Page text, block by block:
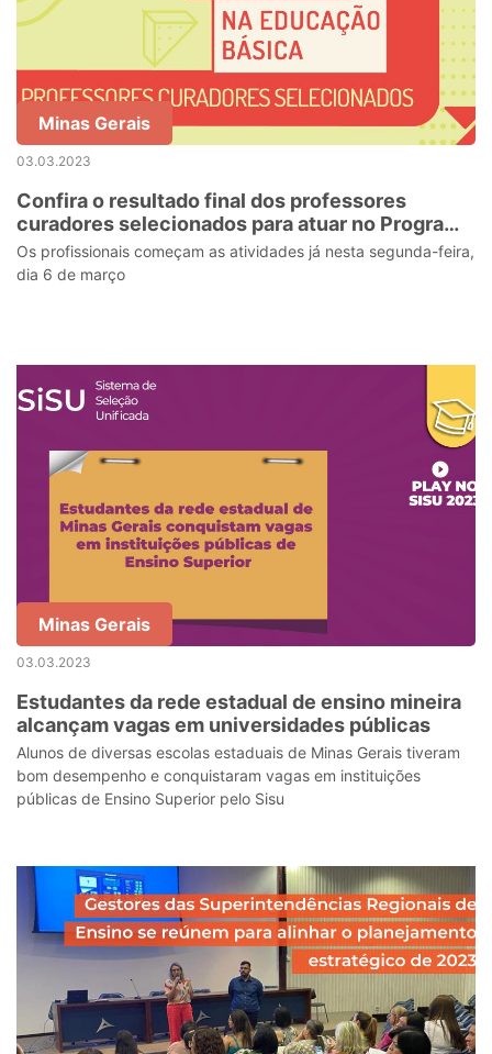
Minas Gerais
03.03.2023
Confira o resultado final dos professores
curadores selecionados para atuar no Programa
ICEB
Os profissionais começam as atividades já nesta segunda-feira,
dia 6 de março
Minas Gerais
03.03.2023
Estudantes da rede estadual de ensino mineira
alcançam vagas em universidades públicas
Alunos de diversas escolas estaduais de Minas Gerais tiveram
bom desempenho e conquistaram vagas em instituições
públicas de Ensino Superior pelo Sisu